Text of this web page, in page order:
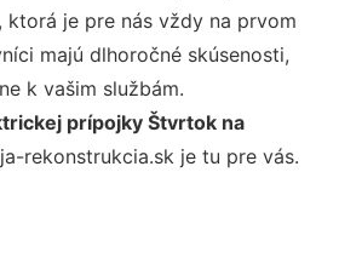
ktorá je pre nás vždy na prvom
majú dlhoročné skúsenosti,
k vašim službám.
prípojky Štvrtok na
rekonstrukcia.sk je tu pre vás.